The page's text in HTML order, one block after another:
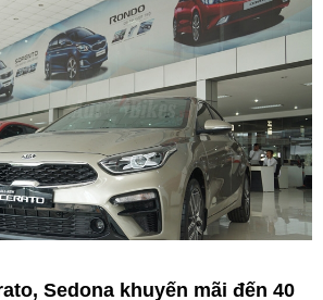
Sedona khuyến mãi đến 40